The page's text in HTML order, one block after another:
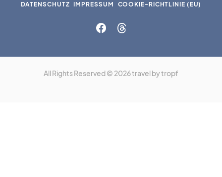
DATENSCHUTZ IMPRESSUM COOKIE-RICHTLINIE (EU)
All Rights Reserved © 2026 travel by tropf